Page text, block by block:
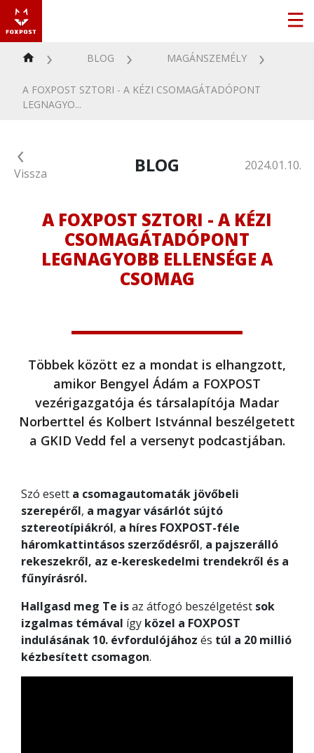
BLOG MAGÁNSZEMÉLY
A FOXPOST SZTORI - A KÉZI CSOMAGÁTADÓPONT
LEGNAGYO...
Vissza BLOG 2024.01.10.
A FOXPOST SZTORI - A KÉZI
CSOMAGÁTADÓPONT
LEGNAGYOBB ELLENSÉGE A
CSOMAG
Többek között ez a mondat is elhangzott,
amikor Bengyel Ádám a FOXPOST
vezérigazgatója és társalapítója Madar
Norberttel és Kolbert Istvánnal beszélgetett
a GKID Vedd fel a versenyt podcastjában.
Szó esett a csomagautomaták jövőbeli
szerepéről, a magyar vásárlót sújtó
sztereotípiákról, a híres FOXPOST-féle
háromkattintásos szerződésről, a pajszerálló
rekeszekről, az e-kereskedelmi trendekről és a
fűnyírásról.
Hallgasd meg Te isaz átfogó beszélgetést sok
izgalmas témával így közel a FOXPOST
indulásának 10. évfordulójához és túl a 20 millió
kézbesített csomagon.